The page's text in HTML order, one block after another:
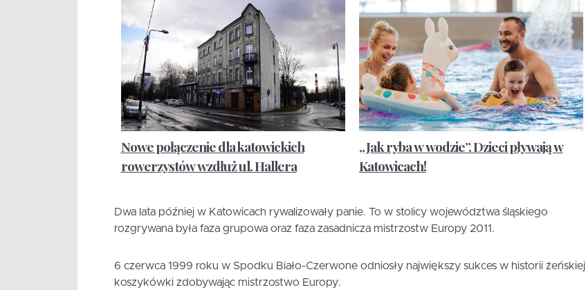
Nowe połączenie dla katowickich
rowerzystów wzdłuż ul. Hallera
„Jak ryba w wodzie”. Dzieci pływają w
Katowicach!
Dwa lata później w Katowicach rywalizowały panie. To w stolicy województwa śląskiego
rozgrywana była faza grupowa oraz faza zasadnicza mistrzostw Europy 2011.
6 czerwca 1999 roku w Spodku Biało-Czerwone odniosły największy sukces w historii żeńskiej
koszykówki zdobywając mistrzostwo Europy.